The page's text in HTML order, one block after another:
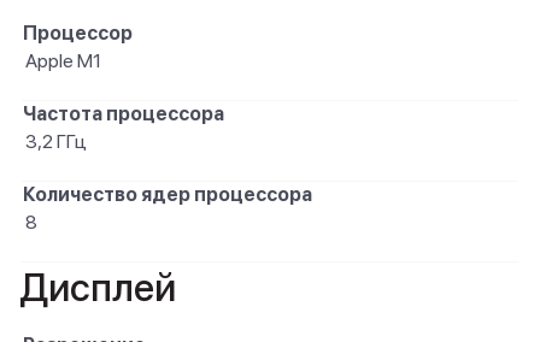
Процессор
Apple M1
Частота процессора
3,2 ГГц
Количество ядер процессора
8
Дисплей